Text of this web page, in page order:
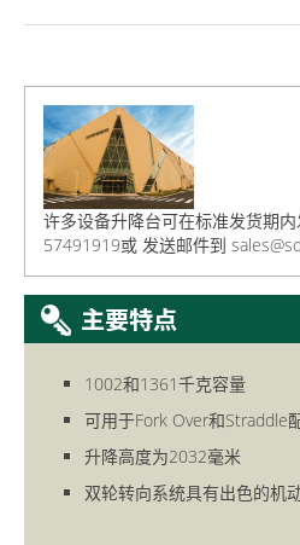
许多设备升降台可在标准发货期
57491919或 发送邮件到
1002和1361千克容量
可用于Fork Over和Straddle
升降高度为2032毫米
双轮转向系统具有出色的机